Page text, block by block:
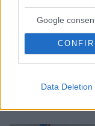
Google
Data Deletion
Συμβούλιο
επίκεντρο, η
διαφοροποίησης
Το Συμβούλιο
σημασία της
τη διεθνή
06.03.2026, 07:41